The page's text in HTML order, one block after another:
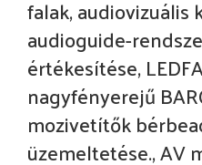
falak, audiovizuális
audioguide-
értékesítése,
nagyfényerejű
mozivetítők
üzemeltetése., AV